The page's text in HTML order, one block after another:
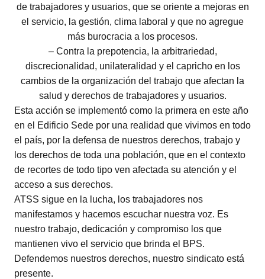
de trabajadores y usuarios, que se oriente a mejoras en
el servicio, la gestión, clima laboral y que no agregue
más burocracia a los procesos.
– Contra la prepotencia, la arbitrariedad,
discrecionalidad, unilateralidad y el capricho en los
cambios de la organización del trabajo que afectan la
salud y derechos de trabajadores y usuarios.
Esta acción se implementó como la primera en este año
en el Edificio Sede por una realidad que vivimos en todo
el país, por la defensa de nuestros derechos, trabajo y
los derechos de toda una población, que en el contexto
de recortes de todo tipo ven afectada su atención y el
acceso a sus derechos.
ATSS sigue en la lucha, los trabajadores nos
manifestamos y hacemos escuchar nuestra voz. Es
nuestro trabajo, dedicación y compromiso los que
mantienen vivo el servicio que brinda el BPS.
Defendemos nuestros derechos, nuestro sindicato está
presente.